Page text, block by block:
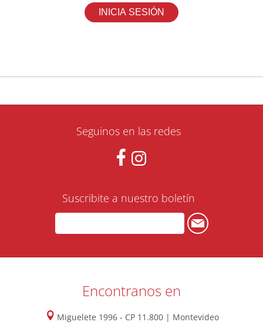
Seguinos en las redes
Suscribite a nuestro boletín
Encontranos en
Miguelete 1996 - CP 11.800 | Montevideo